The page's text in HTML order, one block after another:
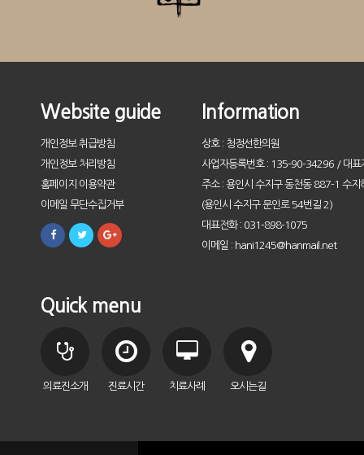
Website guide
개인정보 취급방침
개인정보 처리방침
홈페이지 이용약관
이메일 무단수집거부
Information
상호 : 청정선한의원
사업자등록번호 : 135-90-34296 / 대표
주소 : 용인시 수지구 동천동 887-1 수지
(용인시 수지구 문인로 54번길 2)
대표전화 : 031-898-1075
이메일 : hani1245@hanmail.net
Quick menu
의료진소개 진료시간 치료사례 오시는길